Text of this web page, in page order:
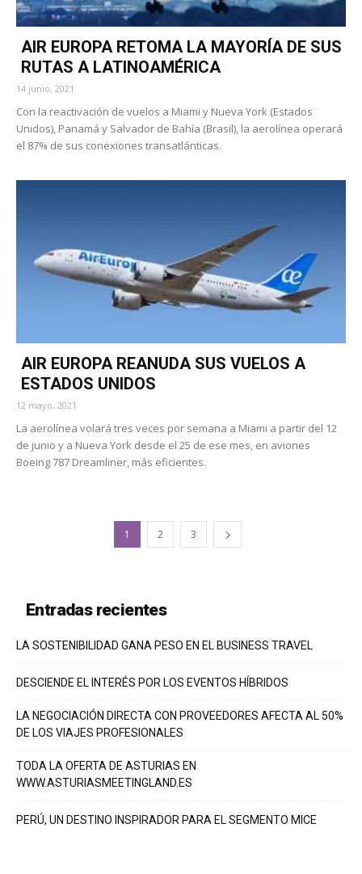
AIR EUROPA RETOMA LA MAYORÍA DE SUS
RUTAS A LATINOAMÉRICA
14 junio, 2021
Con la reactivación de vuelos a Miami y Nueva York (Estados
Unidos), Panamá y Salvador de Bahía (Brasil), la aerolínea operará
el 87% de sus conexiones transatlánticas.
AIR EUROPA REANUDA SUS VUELOS A
ESTADOS UNIDOS
12 mayo, 2021
La aerolínea volará tres veces por semana a Miami a partir del 12
de junio y a Nueva York desde el 25 de ese mes, en aviones
Boeing 787 Dreamliner, más eficientes.
1 2 3
Entradas recientes
LA SOSTENIBILIDAD GANA PESO EN EL BUSINESS TRAVEL
DESCIENDE EL INTERÉS POR LOS EVENTOS HÍBRIDOS
LA NEGOCIACIÓN DIRECTA CON PROVEEDORES AFECTA AL 50%
DE LOS VIAJES PROFESIONALES
TODA LA OFERTA DE ASTURIAS EN
WWW.ASTURIASMEETINGLAND.ES
PERÚ, UN DESTINO INSPIRADOR PARA EL SEGMENTO MICE